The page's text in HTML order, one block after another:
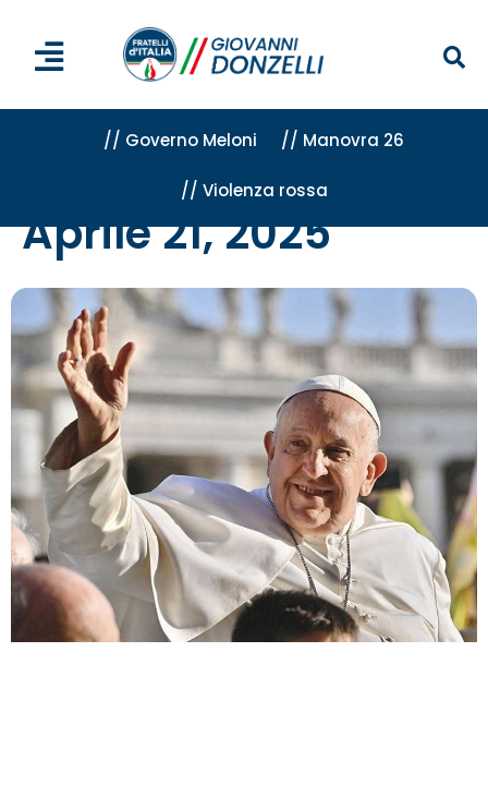
// Governo Meloni // Manovra 26
// Violenza rossa
Archivi per 21 Aprile 2025
Aprile 21, 2025